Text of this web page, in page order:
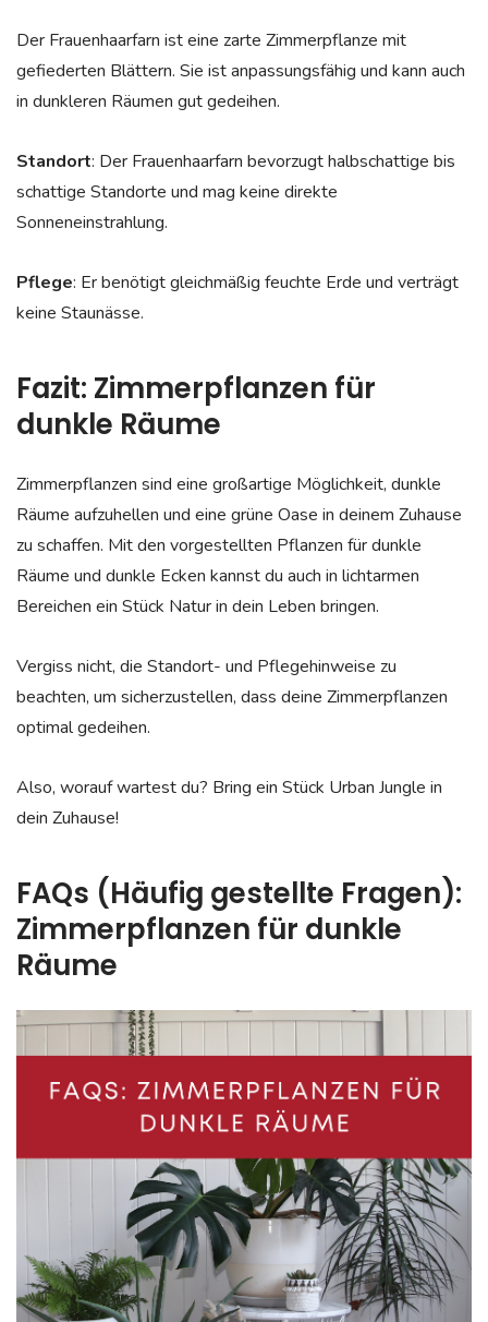
Der Frauenhaarfarn ist eine zarte Zimmerpflanze mit
gefiederten Blättern. Sie ist anpassungsfähig und kann auch
in dunkleren Räumen gut gedeihen.
Standort: Der Frauenhaarfarn bevorzugt halbschattige bis
schattige Standorte und mag keine direkte
Sonneneinstrahlung.
Pflege: Er benötigt gleichmäßig feuchte Erde und verträgt
keine Staunässe.
Fazit: Zimmerpflanzen für
dunkle Räume
Zimmerpflanzen sind eine großartige Möglichkeit, dunkle
Räume aufzuhellen und eine grüne Oase in deinem Zuhause
zu schaffen. Mit den vorgestellten Pflanzen für dunkle
Räume und dunkle Ecken kannst du auch in lichtarmen
Bereichen ein Stück Natur in dein Leben bringen.
Vergiss nicht, die Standort- und Pflegehinweise zu
beachten, um sicherzustellen, dass deine Zimmerpflanzen
optimal gedeihen.
Also, worauf wartest du? Bring ein Stück Urban Jungle in
dein Zuhause!
FAQs (Häufig gestellte Fragen):
Zimmerpflanzen für dunkle
Räume